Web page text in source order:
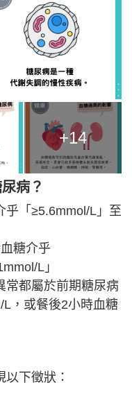
+14
病？
乎「≥5.6mmol/L」至
糖介乎
L」
常都屬於前期糖尿病
，或餐後2小時血糖
下徵狀：